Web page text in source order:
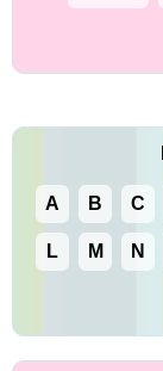
A B C
L M N